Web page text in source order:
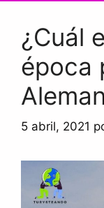
¿Cuál
época
5 abril, 2021